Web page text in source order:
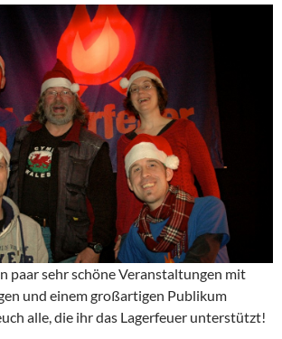
paar sehr schöne Veranstaltungen mit
und einem großartigen Publikum
alle, die ihr das Lagerfeuer unterstützt!